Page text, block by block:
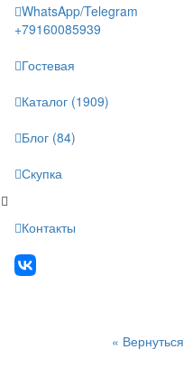
WhatsApp/Telegram
+79160085939
Гостевая
Каталог (1909)
Блог (84)
Скупка
Контакты
«